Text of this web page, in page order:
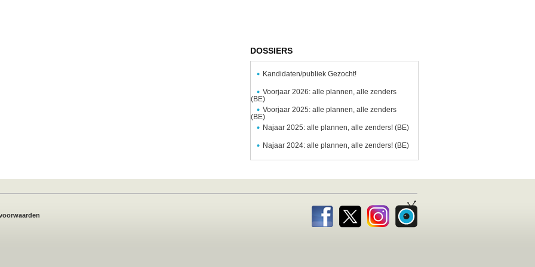
DOSSIERS
Kandidaten/publiek Gezocht!
Voorjaar 2026: alle plannen, alle zenders
(BE)
Voorjaar 2025: alle plannen, alle zenders
(BE)
Najaar 2025: alle plannen, alle zenders! (BE)
Najaar 2024: alle plannen, alle zenders! (BE)